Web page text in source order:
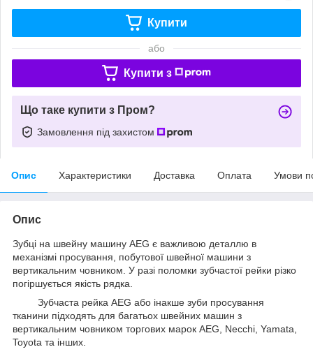
Купити
або
Купити з
Що таке купити з Пром?
Замовлення під захистом
Опис Характеристики Доставка Оплата Умови
Опис
Зубці на швейну машину AEG є важливою деталлю в
механізмі просування, побутової швейної машини з
вертикальним човником. У разі поломки зубчастої рейки різко
погіршується якість рядка.
Зубчаста рейка AEG або інакше зуби просування
тканини підходять для багатьох швейних машин з
вертикальним човником торгових марок AEG, Necchi, Yamata,
Toyota та інших.